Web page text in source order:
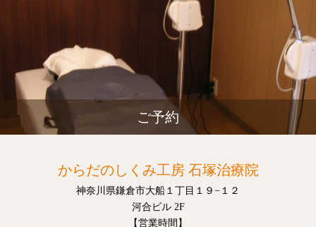
ご予約
からだのしくみ工房 石塚治療院
神奈川県鎌倉市大船１丁目１９−１２
河合ビル 2F
【営業時間】